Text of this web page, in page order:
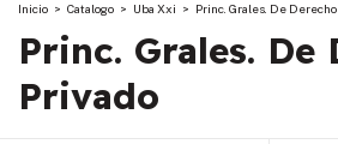
Inicio > Catalogo > Uba Xxi > Princ. Grales. De
Princ. Grales. De
Privado